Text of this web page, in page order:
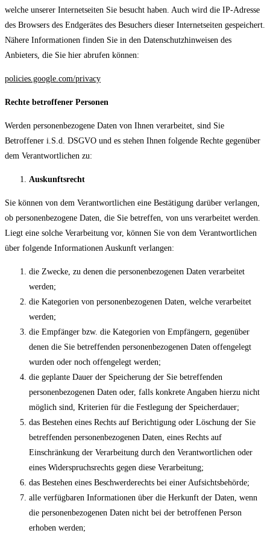
welche unserer Internetseiten Sie besucht haben. Auch wird die IP-Adresse
des Browsers des Endgerätes des Besuchers dieser Internetseiten gespeichert.
Nähere Informationen finden Sie in den Datenschutzhinweisen des
Anbieters, die Sie hier abrufen können:
policies.google.com/privacy
Rechte betroffener Personen
Werden personenbezogene Daten von Ihnen verarbeitet, sind Sie
Betroffener i.S.d. DSGVO und es stehen Ihnen folgende Rechte gegenüber
dem Verantwortlichen zu:
Auskunftsrecht
Sie können von dem Verantwortlichen eine Bestätigung darüber verlangen,
ob personenbezogene Daten, die Sie betreffen, von uns verarbeitet werden.
Liegt eine solche Verarbeitung vor, können Sie von dem Verantwortlichen
über folgende Informationen Auskunft verlangen:
die Zwecke, zu denen die personenbezogenen Daten verarbeitet
werden;
die Kategorien von personenbezogenen Daten, welche verarbeitet
werden;
die Empfänger bzw. die Kategorien von Empfängern, gegenüber
denen die Sie betreffenden personenbezogenen Daten offengelegt
wurden oder noch offengelegt werden;
die geplante Dauer der Speicherung der Sie betreffenden
personenbezogenen Daten oder, falls konkrete Angaben hierzu nicht
möglich sind, Kriterien für die Festlegung der Speicherdauer;
das Bestehen eines Rechts auf Berichtigung oder Löschung der Sie
betreffenden personenbezogenen Daten, eines Rechts auf
Einschränkung der Verarbeitung durch den Verantwortlichen oder
eines Widerspruchsrechts gegen diese Verarbeitung;
das Bestehen eines Beschwerderechts bei einer Aufsichtsbehörde;
alle verfügbaren Informationen über die Herkunft der Daten, wenn
die personenbezogenen Daten nicht bei der betroffenen Person
erhoben werden;